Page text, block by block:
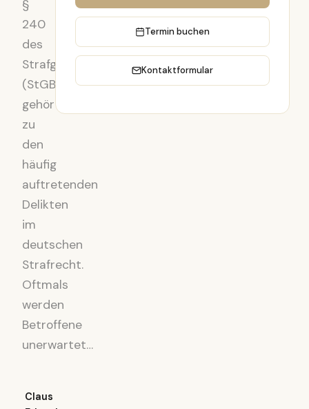
§
240
des
Strafgesetzbuches
(StGB)
gehört
zu
den
häufig
auftretenden
Delikten
im
deutschen
Strafrecht.
Oftmals
werden
Betroffene
unerwartet…
Claus
Termin buchen
Kontaktformular